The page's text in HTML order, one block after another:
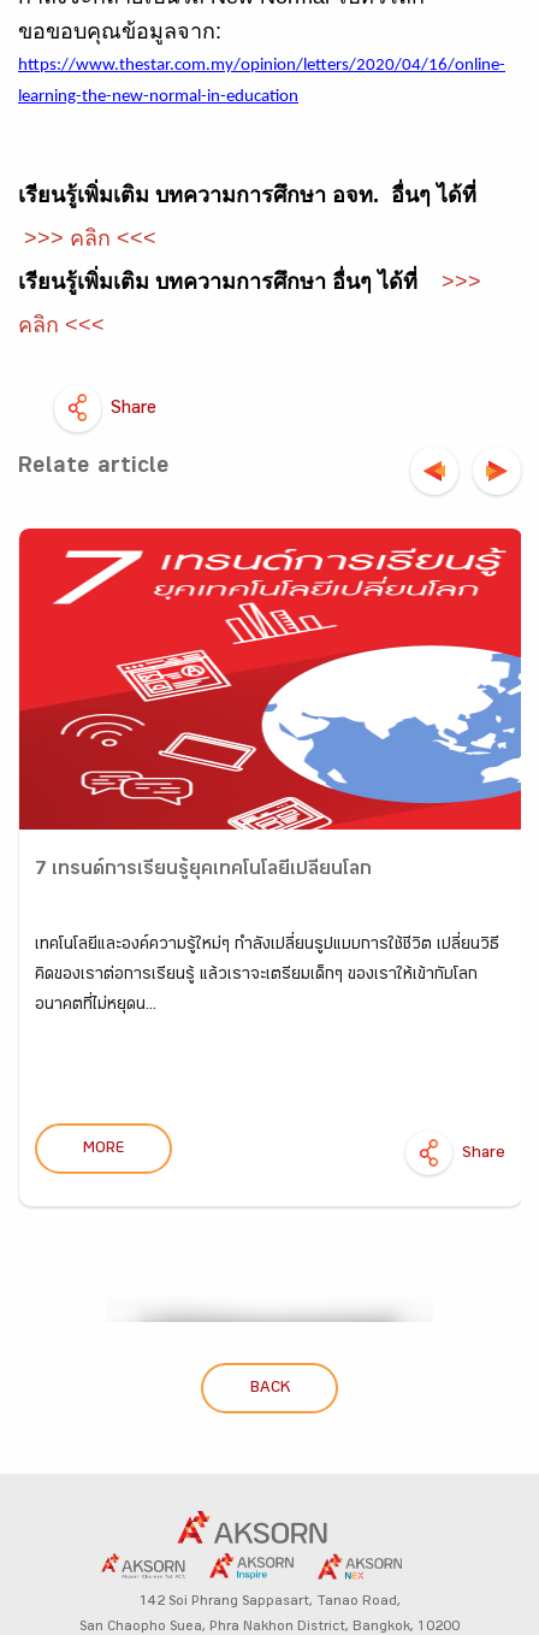
ขอขอบคุณข้อมูลจาก:
https://www.thestar.com.my/opinion/letters/2020/04/16/online-
learning-the-new-normal-in-education
เรียนรู้เพิ่มเติม บทความการศึกษา อจท. อื่นๆ ได้ที่
>>> คลิก <<<
เรียนรู้เพิ่มเติม บทความการศึกษา อื่นๆ ได้ที่ >>>
คลิก <<<
Share
Relate article
7 เทรนด์การเรียนรู้ยุคเทคโนโลยีเปลี่ยนโลก
เทคโนโลยีและองค์ความรู้ใหม่ๆ กำลังเปลี่ยนรูปแบบการใช้ชีวิต เปลี่ยนวิธี
คิดของเราต่อการเรียนรู้ แล้วเราจะเตรียมเด็กๆ ของเราให้เข้ากับโลก
อนาคตที่ไม่หยุดน...
MORE Share
BACK
142 Soi Phrang Sappasart, Tanao Road,
San Chaopho Suea, Phra Nakhon District, Bangkok, 10200